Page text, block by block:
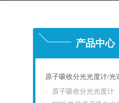
产品中心
原子吸收分光光度计/光
原子吸收分光光度计